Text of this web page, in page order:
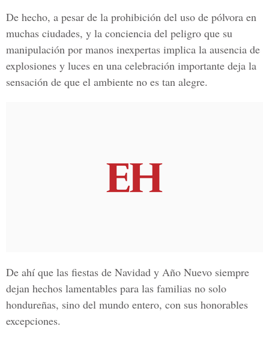
De hecho, a pesar de la prohibición del uso de pólvora en
muchas ciudades, y la conciencia del peligro que su
manipulación por manos inexpertas implica la ausencia de
explosiones y luces en una celebración importante deja la
sensación de que el ambiente no es tan alegre.
De ahí que las fiestas de Navidad y Año Nuevo siempre
dejan hechos lamentables para las familias no solo
hondureñas, sino del mundo entero, con sus honorables
excepciones.